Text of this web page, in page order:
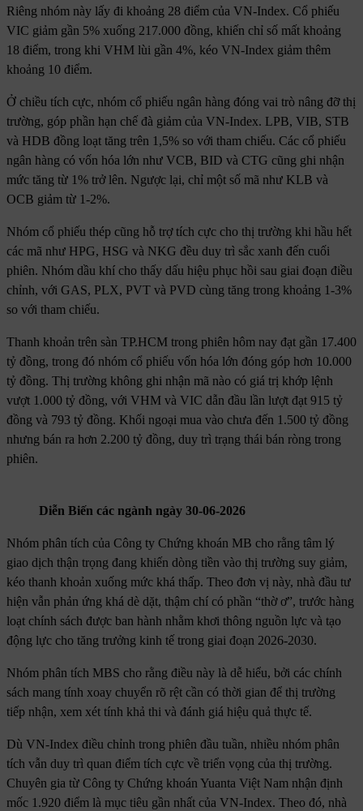
Riêng nhóm này lấy đi khoảng 28 điểm của VN-Index. Cổ phiếu
VIC giảm gần 5% xuống 217.000 đồng, khiến chỉ số mất khoảng
18 điểm, trong khi VHM lùi gần 4%, kéo VN-Index giảm thêm
khoảng 10 điểm.
Ở chiều tích cực, nhóm cổ phiếu ngân hàng đóng vai trò nâng đỡ thị
trường, góp phần hạn chế đà giảm của VN-Index. LPB, VIB, STB
và HDB đồng loạt tăng trên 1,5% so với tham chiếu. Các cổ phiếu
ngân hàng có vốn hóa lớn như VCB, BID và CTG cũng ghi nhận
mức tăng từ 1% trở lên. Ngược lại, chỉ một số mã như KLB và
OCB giảm từ 1-2%.
Nhóm cổ phiếu thép cũng hỗ trợ tích cực cho thị trường khi hầu hết
các mã như HPG, HSG và NKG đều duy trì sắc xanh đến cuối
phiên. Nhóm dầu khí cho thấy dấu hiệu phục hồi sau giai đoạn điều
chỉnh, với GAS, PLX, PVT và PVD cùng tăng trong khoảng 1-3%
so với tham chiếu.
Thanh khoản trên sàn TP.HCM trong phiên hôm nay đạt gần 17.400
tỷ đồng, trong đó nhóm cổ phiếu vốn hóa lớn đóng góp hơn 10.000
tỷ đồng. Thị trường không ghi nhận mã nào có giá trị khớp lệnh
vượt 1.000 tỷ đồng, với VHM và VIC dẫn đầu lần lượt đạt 915 tỷ
đồng và 793 tỷ đồng. Khối ngoại mua vào chưa đến 1.500 tỷ đồng
nhưng bán ra hơn 2.200 tỷ đồng, duy trì trạng thái bán ròng trong
phiên.
Diễn Biến các ngành ngày 30-06-2026
Nhóm phân tích của Công ty Chứng khoán MB cho rằng tâm lý
giao dịch thận trọng đang khiến dòng tiền vào thị trường suy giảm,
kéo thanh khoản xuống mức khá thấp. Theo đơn vị này, nhà đầu tư
hiện vẫn phản ứng khá dè dặt, thậm chí có phần “thờ ơ”, trước hàng
loạt chính sách được ban hành nhằm khơi thông nguồn lực và tạo
động lực cho tăng trưởng kinh tế trong giai đoạn 2026-2030.
Nhóm phân tích MBS cho rằng điều này là dễ hiểu, bởi các chính
sách mang tính xoay chuyển rõ rệt cần có thời gian để thị trường
tiếp nhận, xem xét tính khả thi và đánh giá hiệu quả thực tế.
Dù VN-Index điều chỉnh trong phiên đầu tuần, nhiều nhóm phân
tích vẫn duy trì quan điểm tích cực về triển vọng của thị trường.
Chuyên gia từ Công ty Chứng khoán Yuanta Việt Nam nhận định
mốc 1.920 điểm là mục tiêu gần nhất của VN-Index. Theo đó, nhà